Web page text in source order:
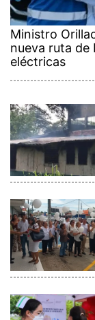
Ministro
nueva ruta de
eléctricas